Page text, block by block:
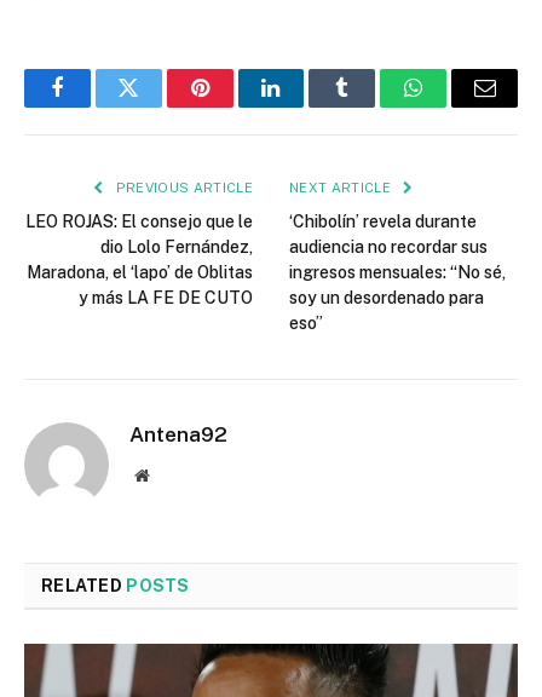
FacebookTwitter PinterestLinkedInTumblr WhatsAppEmail
PREVIOUS ARTICLE
LEO ROJAS: El consejo que le
dio Lolo Fernández,
Maradona, el ‘lapo’ de Oblitas
y más LA FE DE CUTO
NEXT ARTICLE
‘Chibolín’ revela durante
audiencia no recordar sus
ingresos mensuales: “No sé,
soy un desordenado para
eso”
Antena92
Website
RELATED POSTS